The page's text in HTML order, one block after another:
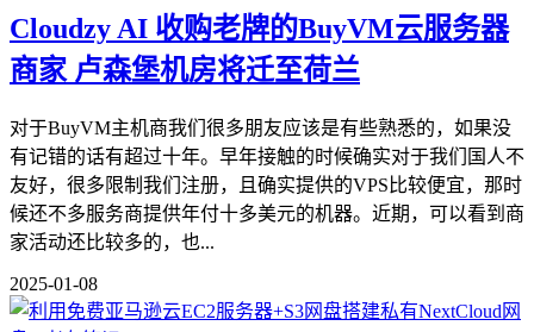
Cloudzy AI 收购老牌的BuyVM云服务器
商家 卢森堡机房将迁至荷兰
对于BuyVM主机商我们很多朋友应该是有些熟悉的，如果没
有记错的话有超过十年。早年接触的时候确实对于我们国人不
友好，很多限制我们注册，且确实提供的VPS比较便宜，那时
候还不多服务商提供年付十多美元的机器。近期，可以看到商
家活动还比较多的，也...
2025-01-08